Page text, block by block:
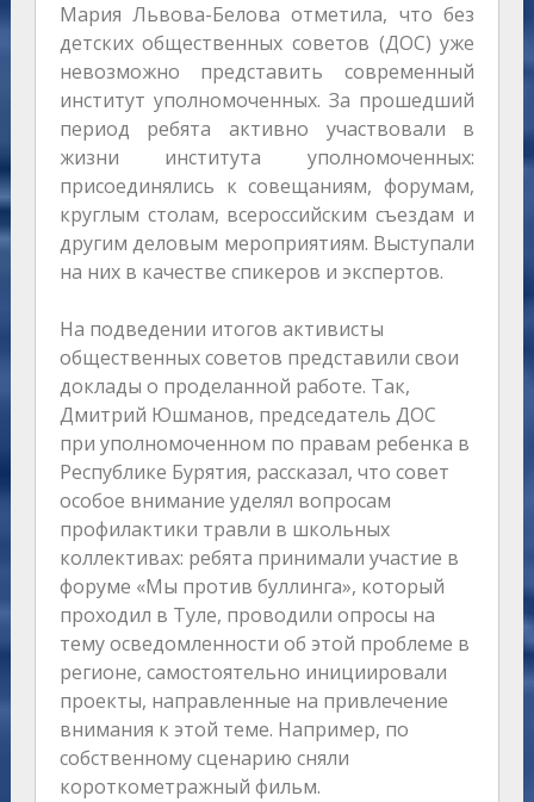
Мария Львова-Белова отметила, что без
детских общественных советов (ДОС) уже
невозможно представить современный
институт уполномоченных. За прошедший
период ребята активно участвовали в
жизни института уполномоченных:
присоединялись к совещаниям, форумам,
круглым столам, всероссийским съездам и
другим деловым мероприятиям. Выступали
на них в качестве спикеров и экспертов.
На подведении итогов активисты
общественных советов представили свои
доклады о проделанной работе. Так,
Дмитрий Юшманов, председатель ДОС
при уполномоченном по правам ребенка в
Республике Бурятия, рассказал, что совет
особое внимание уделял вопросам
профилактики травли в школьных
коллективах: ребята принимали участие в
форуме «Мы против буллинга», который
проходил в Туле, проводили опросы на
тему осведомленности об этой проблеме в
регионе, самостоятельно инициировали
проекты, направленные на привлечение
внимания к этой теме. Например, по
собственному сценарию сняли
короткометражный фильм.